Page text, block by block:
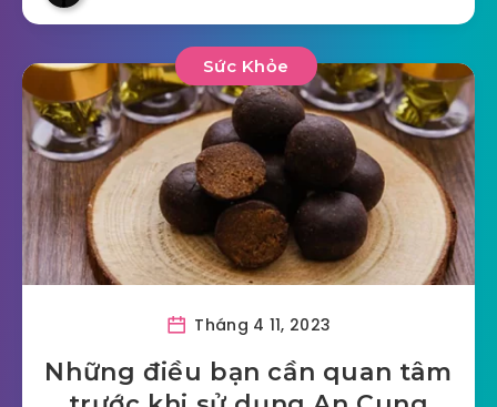
Sức Khỏe
Tháng 4 11, 2023
Những điều bạn cần quan tâm